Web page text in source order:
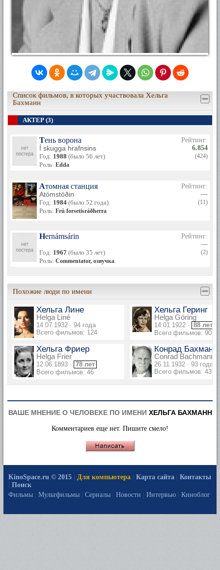
Список фильмов, в которых участвовала Хельга
Бахманн
АКТЕР (3)
Тень ворона
Í skugga hrafnsins
Год: 1988 (было 56 лет)
Роль: Edda
Рейтинг:
6.854
(424)
Атомная станция
Atómstöðin
Год: 1984 (было 52 года)
Роль: Frú forsetisráðherra
Рейтинг:
—
(11)
Hernámsárin
Год: 1967 (было 35 лет)
Роль: Commentator, озвучка
Рейтинг:
—
(2)
Похожие люди по имени
Хельга Лине
Helga Liné
14.07.1932 · 94 года
Всего фильмов: 124
Хельга Геринг
Helga Göring
14.01.1922 · 88 лет
Всего фильмов: 90
Хельга Фриер
Helga Frier
12.06.1893 · 78 лет
Всего фильмов: 46
Конрад Бахманн
Conrad Bachmann
26.11.1932 · 93 года
Всего фильмов: 43
ВАШЕ МНЕНИЕ О ЧЕЛОВЕКЕ ПО ИМЕНИ ХЕЛЬГА БАХМАНН
Комментариев еще нет. Пишите смело!
KinoSpace.ru © 2015 Для компьютера Карта сайта
Контакты
Поиск
Фильмы
Мультфильмы Сериалы Новости Интервью Киноблог